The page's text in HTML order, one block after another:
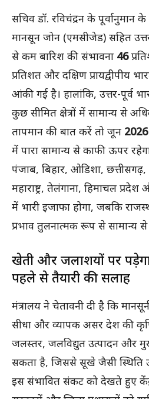
सचिव डॉ. रविचंद्रन के
मानसून जोन (एमसीजेड) सहित
से कम बारिश की संभावना 46
प्रतिशत और दक्षिण प्रायद्वीपीय
आंकी गई है। हालांकि, उत्तर-पूर्व
कुछ सीमित क्षेत्रों में सामान्य से
तापमान की बात करें तो जून 2026
में पारा सामान्य से काफी ऊपर
पंजाब, बिहार, ओडिशा,
महाराष्ट्र, तेलंगाना, हिमाचल
में भारी इजाफा होगा, जबकि
प्रभाव तुलनात्मक रूप से सामान्य
खेती और जलाशयों पर
पहले से तैयारी की सलाह
मंत्रालय ने चेतावनी दी है कि
सीधा और व्यापक असर देश की
जलस्तर, जलविद्युत उत्पादन और
सकता है, जिससे सूखे जैसी स्थिति
इस संभावित संकट को देखते हुए